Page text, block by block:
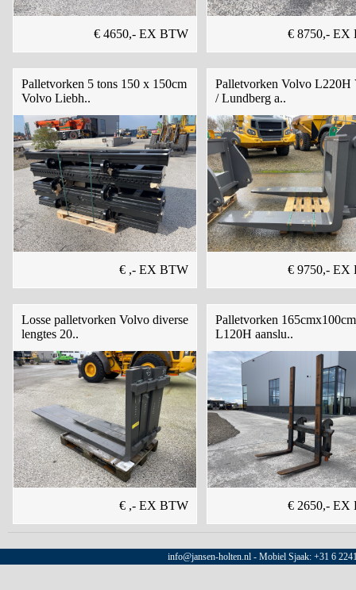
€ 4650,- EX BTW € 8750,- EX
Palletvorken 5 tons 150 x 150cm
Volvo Liebh..
€ ,- EX BTW
Palletvorken Volvo L220H
/ Lundberg a..
€ 9750,- EX
Losse palletvorken Volvo diverse
lengtes 20..
€ ,- EX BTW
Palletvorken
L120H aanslu..
€ 2650,- EX
info@jansen-holten.nl - Mobiel Sjaak: +31 6